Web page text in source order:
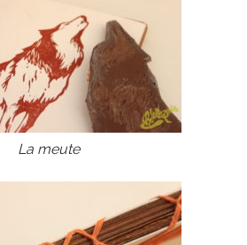
La meute